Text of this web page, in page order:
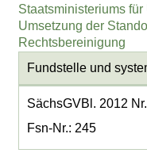
Staatsministeriums
Umsetzung der
Rechtsbereinigung
Fundstelle und
SächsGVBl. 2012
Fsn-Nr.: 245